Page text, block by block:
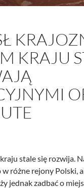
KRAJU
stale się rozwija.
różne rejony Polski,
jednak zadbać o